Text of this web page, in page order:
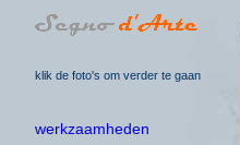
klik de foto's om verder te gaan
werkzaamheden